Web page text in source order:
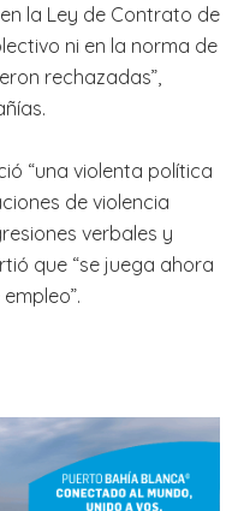
la Ley de Contrato de
ni en la norma de
rechazadas”,
“una violenta política
de violencia
verbales y
que “se juega ahora